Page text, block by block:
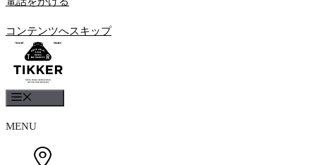
コンテンツへスキップ
MENU